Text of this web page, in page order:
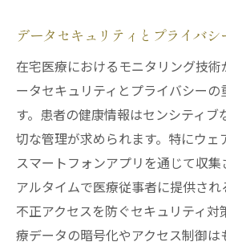
新しいビジネスモデルの
医療の国際化とグローバ
患者中心の医療サービス
持続可能な医療システム
次世代技術の導入と普及
未来の在宅医療市場の見通
データセキュリティとプライバシ
在宅医療におけるモニタリング技
ータセキュリティとプライバシーの
す。患者の健康情報はセンシティブ
切な管理が求められます。特にウェ
スマートフォンアプリを通じて収
アルタイムで医療従事者に提供さ
不正アクセスを防ぐセキュリティ対
療データの暗号化やアクセス制御